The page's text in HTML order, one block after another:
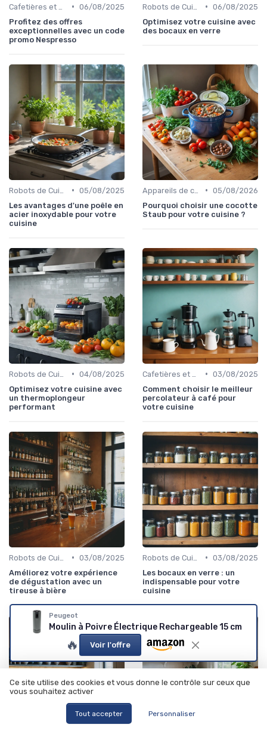
• 06/08/2025
Profitez des offres
exceptionnelles avec un code
promo Nespresso
• 06/08/2025
Optimisez votre cuisine avec
des bocaux en verre
• 05/08/2025
Les avantages d'une poêle en
acier inoxydable pour votre
cuisine
• 05/08/2026
Pourquoi choisir une cocotte
Staub pour votre cuisine ?
• 04/08/2025
Optimisez votre cuisine avec
un thermoplongeur
performant
• 03/08/2025
Comment choisir le meilleur
percolateur à café pour
votre cuisine
• 03/08/2025
Améliorez votre expérience
de dégustation avec un
tireuse à bière
• 03/08/2025
Les bocaux en verre : un
indispensable pour votre
cuisine
Peugeot
Moulin à Poivre Électrique Rechargeable 15 cm
🔥 Voir l'offre
Ce site utilise des cookies et vous donne le contrôle sur ceux que
vous souhaitez activer
Tout accepter Personnaliser